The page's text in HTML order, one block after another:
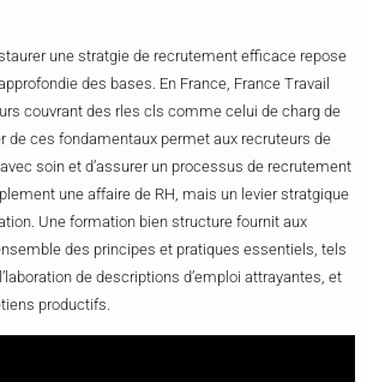
une stratgie de recrutement efficace repose
des bases. En France, France Travail
couvrant des rles cls comme celui de charg de
de ces fondamentaux permet aux recruteurs de
soin et d’assurer un processus de recrutement
une affaire de RH, mais un levier stratgique
Une formation bien structure fournit aux
des principes et pratiques essentiels, tels
de descriptions d’emploi attrayantes, et
productifs.